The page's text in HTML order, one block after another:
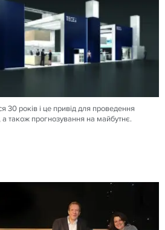
30 років і це привід для проведення
а також прогнозування на майбутнє.